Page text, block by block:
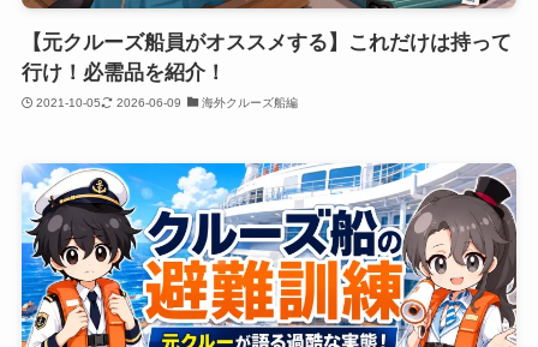
【元クルーズ船員がオススメする】これだけは持って
行け！必需品を紹介！
2021-10-05 2026-06-09 海外クルーズ船編